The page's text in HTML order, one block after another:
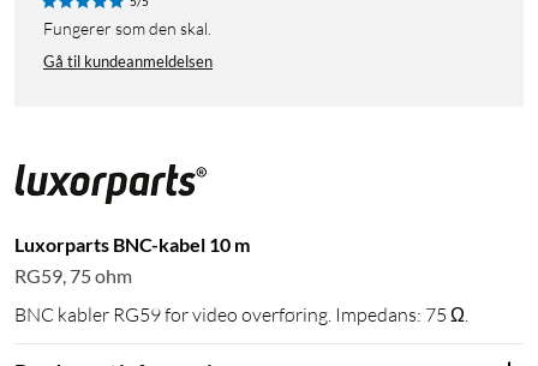
Fungerer som den skal.
Gå til kundeanmeldelsen
Luxorparts BNC-kabel 10 m
RG59, 75 ohm
BNC kabler RG59 for video overføring. Impedans: 75 Ω.